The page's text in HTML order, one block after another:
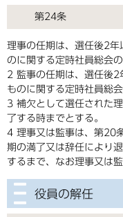
第24条
理事の任期は、選任後2年
のに関する定時社員総会
2 監事の任期は、選任後2
ものに関する定時社員総
3 補欠として選任された
了する時までとする。
4 理事又は監事は、第20
期の満了又は辞任により
するまで、なお理事又は
役員の解任